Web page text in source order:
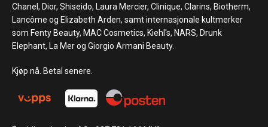
Chanel, Dior, Shiseido, Laura Mercier, Clinique, Clarins, Biotherm,
Lancôme og Elizabeth Arden, samt internasjonale kultmerker
som Fenty Beauty, MAC Cosmetics, Kiehl's, NARS, Drunk
Elephant, La Mer og Giorgio Armani Beauty.
Kjøp nå. Betal senere.